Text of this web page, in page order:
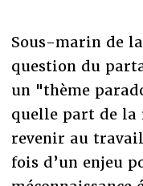
Sous-marin de
question du
un "thème
quelle part de
revenir au
fois d’un enjeu